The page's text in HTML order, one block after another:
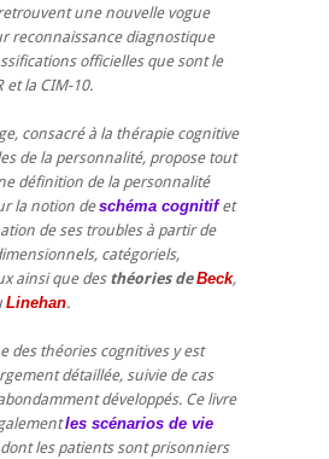
une nouvelle vogue
reconnaissance diagnostique
officielles que sont le
et la CIM-10.
consacré à la thérapie cognitive
de la personnalité, propose tout
définition de la personnalité
la notion deschéma cognitifet
de ses troubles à partir de
catégoriels,
ainsi que des théories de Beck,
Linehan.
des théories cognitives y est
détaillée, suivie de cas
développés. Ce livre
les scénarios de vie
dont les patients sont prisonniers